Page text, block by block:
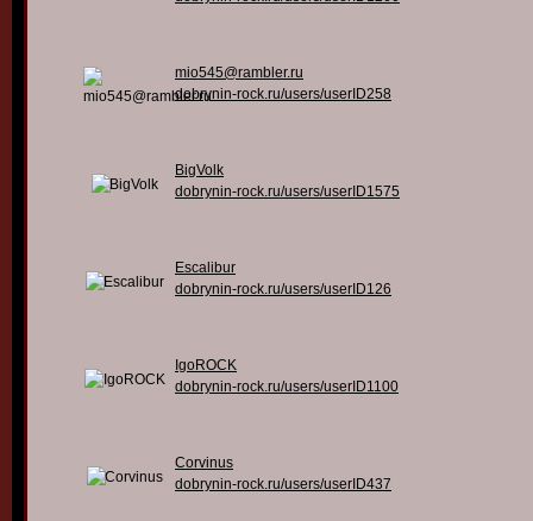
mio545@rambler.ru
dobrynin-rock.ru/users/userID258
BigVolk
dobrynin-rock.ru/users/userID1575
Escalibur
dobrynin-rock.ru/users/userID126
IgoROCK
dobrynin-rock.ru/users/userID1100
Corvinus
dobrynin-rock.ru/users/userID437